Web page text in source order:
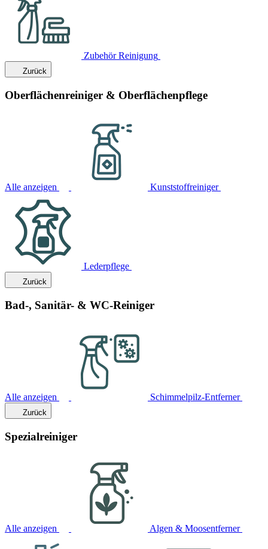
Zubehör Reinigung
Zurück
Oberflächenreiniger & Oberflächenpflege
Alle anzeigen Kunststoffreiniger
Lederpflege
Zurück
Bad-, Sanitär- & WC-Reiniger
Alle anzeigen Schimmelpilz-Entferner
Zurück
Spezialreiniger
Alle anzeigen Algen & Moosentferner